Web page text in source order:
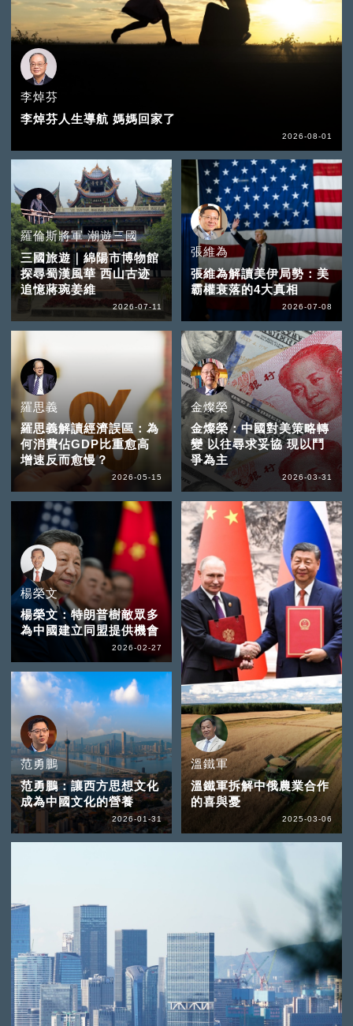
李焯芬
李焯芬人生導航 媽媽回家了
2026-08-01
羅倫斯將軍 潮遊三國
三國旅遊｜綿陽市博物館
探尋蜀漢風華 西山古迹
追憶蔣琬姜維
2026-07-11
張維為
張維為解讀美伊局勢：美
霸權衰落的4大真相
2026-07-08
羅思義
羅思義解讀經濟誤區：為
何消費佔GDP比重愈高
增速反而愈慢？
2026-05-15
金燦榮
金燦榮：中國對美策略轉
變 以往尋求妥協 現以鬥
爭為主
2026-03-31
楊榮文
楊榮文：特朗普樹敵眾多
為中國建立同盟提供機會
2026-02-27
范勇鵬
范勇鵬：讓西方思想文化
成為中國文化的營養
2026-01-31
溫鐵軍
溫鐵軍拆解中俄農業合作
的喜與憂
2025-03-06